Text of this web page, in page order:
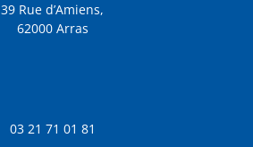
39 Rue d’Amiens,
62000 Arras
03 21 71 01 81